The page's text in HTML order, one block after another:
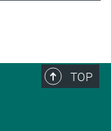
TOP